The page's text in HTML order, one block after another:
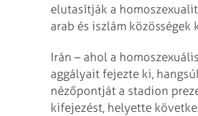
elutasítják a
arab és iszlám
Irán – ahol a
aggályait fejezte ki,
nézőpontját a stadion
kifejezést, helyette